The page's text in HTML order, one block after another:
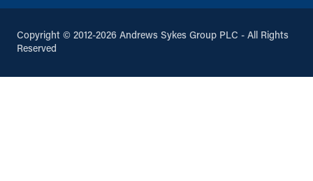
Copyright © 2012-2026 Andrews Sykes Group PLC - All Rights
Reserved